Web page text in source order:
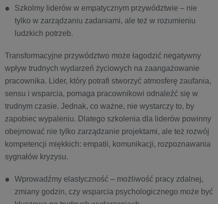
Szkolmy liderów w empatycznym przywództwie – nie
tylko w zarządzaniu zadaniami, ale też w rozumieniu
ludzkich potrzeb.
Transformacyjne przywództwo może łagodzić negatywny
wpływ trudnych wydarzeń życiowych na zaangażowanie
pracownika. Lider, który potrafi stworzyć atmosferę zaufania,
sensu i wsparcia, pomaga pracownikowi odnaleźć się w
trudnym czasie. Jednak, co ważne, nie wystarczy to, by
zapobiec wypaleniu. Dlatego szkolenia dla liderów powinny
obejmować nie tylko zarządzanie projektami, ale też rozwój
kompetencji miękkich: empatii, komunikacji, rozpoznawania
sygnałów kryzysu.
Wprowadźmy elastyczność – możliwość pracy zdalnej,
zmiany godzin, czy wsparcia psychologicznego może być